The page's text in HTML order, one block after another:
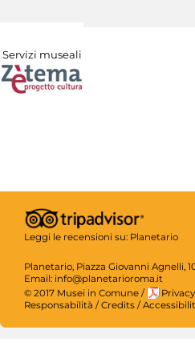
Servizi museali
Leggi le recensioni su: Planetario
Planetario, Piazza Giovanni Agnelli,
Email: info@planetarioroma.it
© 2017 Musei in Comune / Privacy
Responsabilità / Credits /